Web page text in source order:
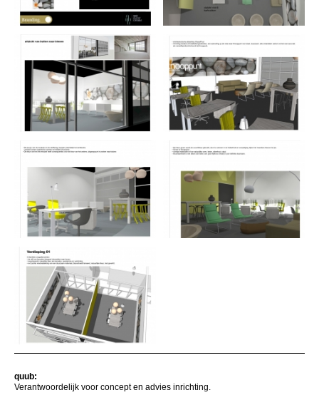
quub:
Verantwoordelijk voor concept en advies inrichting.